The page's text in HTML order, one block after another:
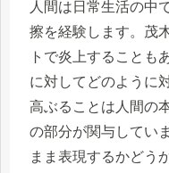
人間は日常生活の中
擦を経験します。茂
トで炎上することも
に対してどのように
高ぶることは人間の
の部分が関与してい
まま表現するかどう